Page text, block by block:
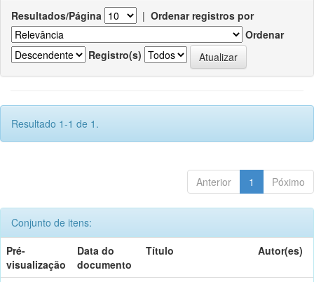
Resultados/Página | Ordenar registros por
Ordenar
Registro(s)
Resultado 1-1 de 1.
Anterior 1 Póximo
Conjunto de itens:
Pré-
visualização
Data do
documento
Título Autor(es)